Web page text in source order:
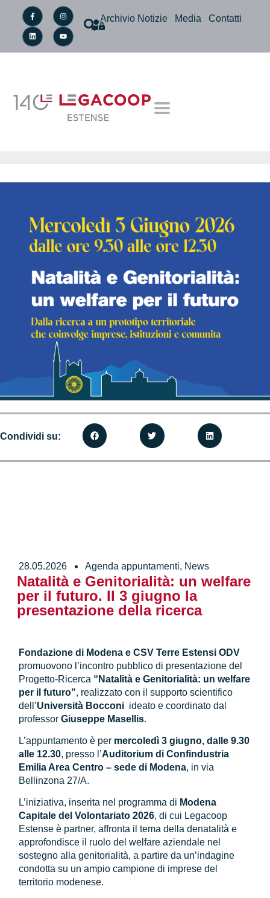
Archivio Notizie Media Contatti
28.05.2026 Agenda appuntamenti, News
Natalità e Genitorialità: un welfare
per il futuro. Il 3 giugno la
presentazione della ricerca
Fondazione di Modena e CSV Terre Estensi ODV
promuovono l’incontro pubblico di presentazione del
Progetto-Ricerca “Natalità e Genitorialità: un welfare
per il futuro”, realizzato con il supporto scientifico
dell’Università Bocconi ideato e coordinato dal
professorGiuseppe Masellis.
L’appuntamento è per mercoledì 3 giugno, dalle 9.30
alle 12.30, presso l’Auditorium di Confindustria
Emilia Area Centro – sede di Modena, in via
Bellinzona 27/A.
L’iniziativa, inserita nel programma di Modena
Capitale del Volontariato 2026, di cui Legacoop
Estense è partner, affronta il tema della denatalità e
approfondisce il ruolo del welfare aziendale nel
sostegno alla genitorialità, a partire da un’indagine
condotta su un ampio campione di imprese del
territorio modenese.
Condividi su: